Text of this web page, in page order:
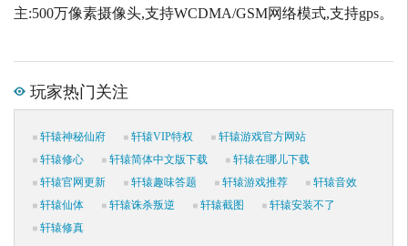
主:500万像素摄像头,支持WCDMA/GSM网络模式,支持gps。
玩家热门关注
轩辕神秘仙府 轩辕VIP特权
轩辕游戏官方网站
轩辕修心
轩辕简体中文版下载
轩辕在哪儿下载
轩辕官网更新
轩辕趣味答题 轩辕游戏推荐
轩辕音效
轩辕仙体
轩辕诛杀叛逆 轩辕截图
轩辕安装不了
轩辕修真